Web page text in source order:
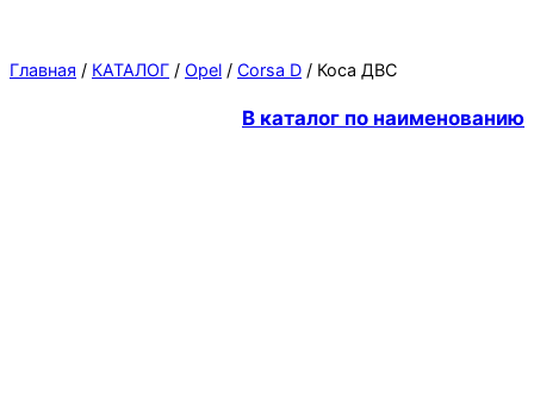
Главная / КАТАЛОГ / Opel / Corsa D / Коса ДВС
В каталог по наименованию